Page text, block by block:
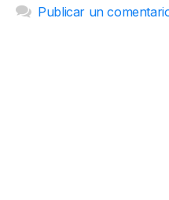
Publicar un